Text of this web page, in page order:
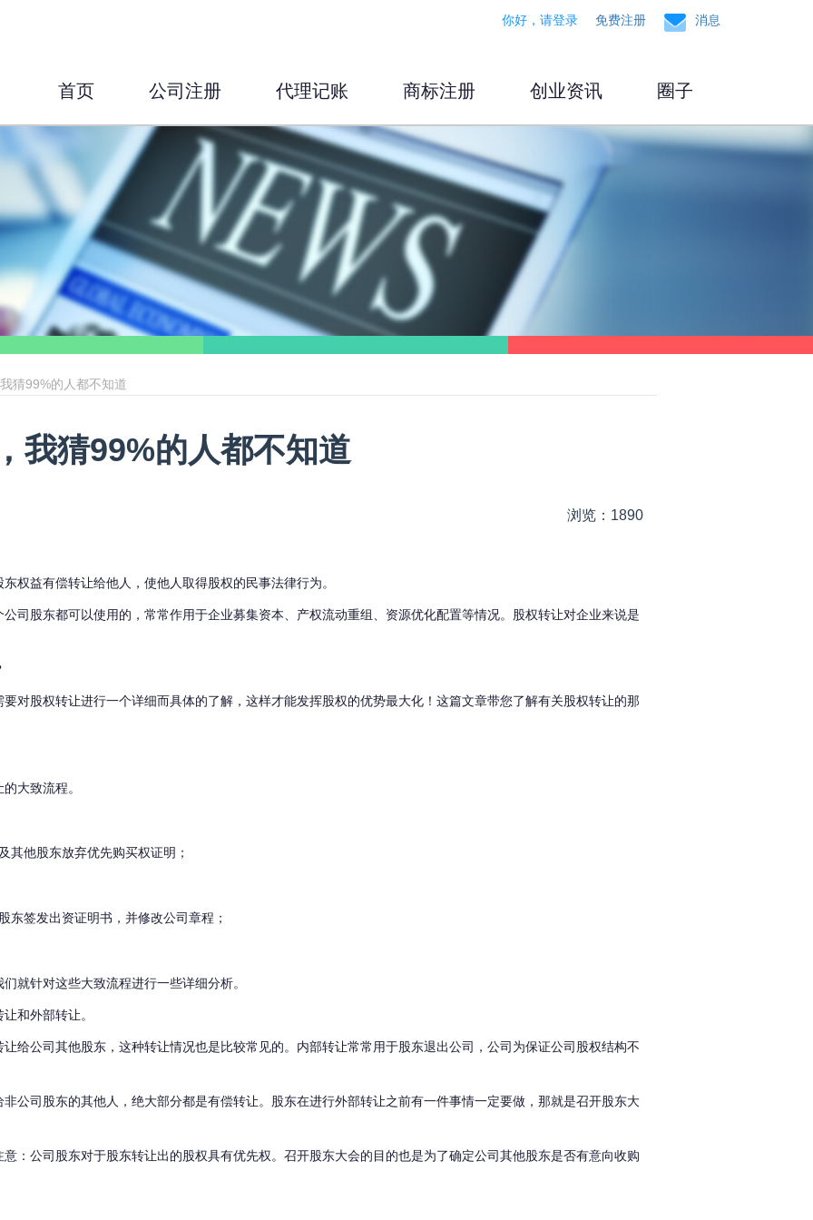
你好，请登录 免费注册 消息
首页 公司注册 代理记账 商标注册 创业资讯 圈子
猜99%的人都不知道
我猜99%的人都不知道
浏览：1890
权益有偿转让给他人，使他人取得股权的民事法律行为。
司股东都可以使用的， 常常作用于企业募集资本、产权流动重组、资源优化配置等情况。 股权转让对企业来说是
对股权转让进行一个详细而具体的了解，这样才能发挥股权的优势最大化！ 这篇文章带您了解有关股权转让的那
大致流程。
其他股东放弃优先购买权证明；
东签发出资证明书，并修改公司章程；
就针对这些大致流程进行一些详细分析。
和外部转让。
给公司其他股东，这种转让情况也是比较常见的。 内部转让常常用于股东退出公司，公司为保证公司股权结构不
公司股东的其他人，绝大部分都是有偿转让。 股东在进行外部转让之前有一件事情一定要做，那就是召开股东大
：公司股东对于股东转让出的股权具有优先权。 召开股东大会的目的也是为了确定公司其他股东是否有意向收购